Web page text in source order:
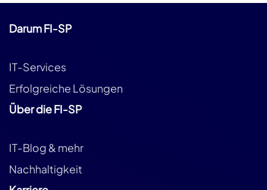
Darum FI-SP
IT-Services
Erfolgreiche Lösungen
Über die FI-SP
IT-Blog & mehr
Nachhaltigkeit